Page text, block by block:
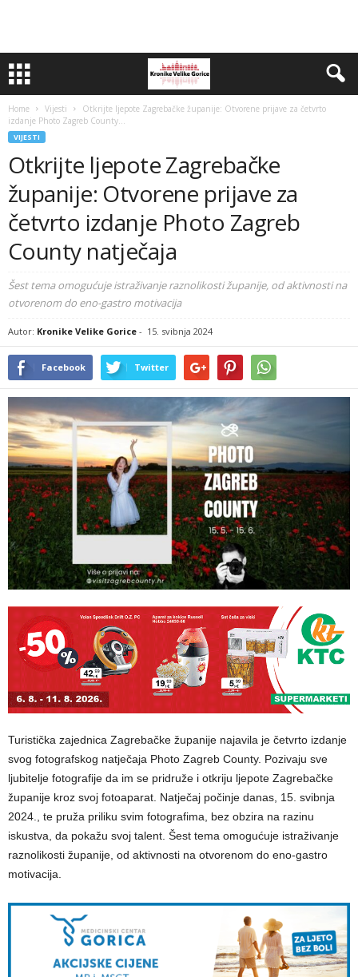
Home Vijesti
Otkrijte ljepote Zagrebačke županije: Otvorene prijave za četvrto
izdanje Photo Zagreb County...
VIJESTI
Otkrijte ljepote Zagrebačke
županije: Otvorene prijave za
četvrto izdanje Photo Zagreb
County natječaja
Šest tema omogućuje istraživanje raznolikosti županije, od aktivnosti na
otvorenom do eno-gastro motivacija
Autor: Kronike Velike Gorice - 15. svibnja 2024
Facebook Twitter
Turistička zajednica Zagrebačke županije najavila je četvrto izdanje
svog fotografskog natječaja Photo Zagreb County. Pozivaju sve
ljubitelje fotografije da im se pridruže i otkriju ljepote Zagrebačke
županije kroz svoj fotoaparat. Natječaj počinje danas, 15. svibnja
2024., te pruža priliku svim fotografima, bez obzira na razinu
iskustva, da pokažu svoj talent. Šest tema omogućuje istraživanje
raznolikosti županije, od aktivnosti na otvorenom do eno-gastro
motivacija.